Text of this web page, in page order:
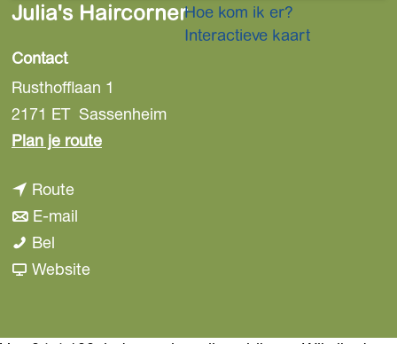
Hoe kom ik er?
Interactieve kaart
Julia's Haircorner
Contact
Rusthofflaan 1
2171 ET Sassenheim
Plan je routen
Routen
a
r
E-mail
a
Bel
u
Websitev